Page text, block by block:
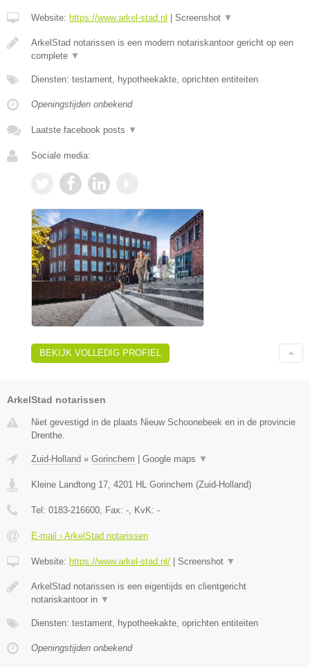
Website: https://www.arkel-stad.nl Screenshot ▼
ArkelStad notarissen is een modern notariskantoor gericht op een
complete ▼
Diensten: testament, hypotheekakte, oprichten entiteiten
Openingstijden onbekend
Laatste facebook posts ▼
Sociale media:
BEKIJK VOLLEDIG PROFIEL
ArkelStad notarissen
Niet gevestigd in de plaats Nieuw Schoonebeek en in de provincie
Drenthe.
Zuid-Holland » Gorinchem | Google maps ▼
Kleine Landtong 17 4201 HL Gorinchem (Zuid-Holland)
Tel: 0183-216600 , Fax: - , KvK: -
E-mail › ArkelStad notarissen
Website: https://www.arkel-stad.nl/ | Screenshot ▼
ArkelStad notarissen is een eigentijds en clientgericht
notariskantoor in ▼
Diensten: testament, hypotheekakte, oprichten entiteiten
Openingstijden onbekend